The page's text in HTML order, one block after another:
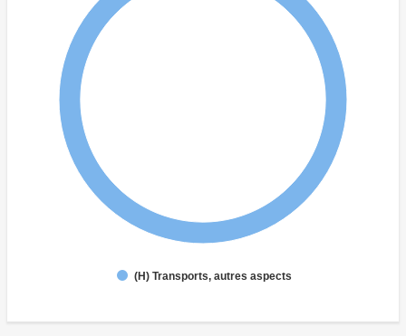
(H) Transports, autres aspects